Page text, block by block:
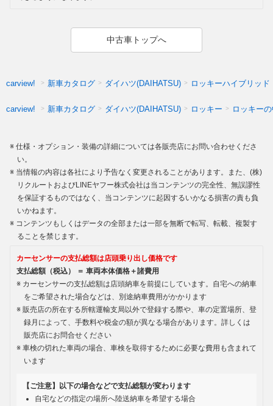
中古車トップへ
carview! 新車カタログ ダイハツ(DAIHATSU) ロッキーハイブリッド
carview! 新車カタログ ダイハツ(DAIHATSU) ロッキー ロッキー
仕様・オプション・装備の詳細については各販売店にお問い合わせくださ
い。
当情報の内容は各社により予告なく変更されることがあります。また、(株)
リクルートおよびLINEヤフー株式会社は当コンテンツの完全性、無誤謬性
を保証するものではなく、当コンテンツに起因するいかなる損害の責も負
いかねます。
コンテンツもしくはデータの全部または一部を無断で転写、転載、複製す
ることを禁じます。
カーセンサーの支払総額は店頭乗り出し価格です
支払総額（税込） ＝ 車両本体価格＋諸費用
カーセンサーの支払総額は店頭納車を前提にしています。自宅への納車
をご希望された場合などは、別途納車費用がかかります
販売店の所在する所轄運輸支局以外で登録する際や、車の定置場所、登
録月によって、手数料や税金の額が異なる場合があります。詳しくは
販売店にお問合せください
車検の切れた車両の場合、車検を取得するために必要な費用も含まれて
います
【ご注意】以下の場合などで支払総額が変わります
自宅などの指定の場所へ陸送納車を希望する場合